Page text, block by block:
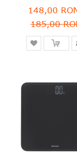
0%
148,00
185,00